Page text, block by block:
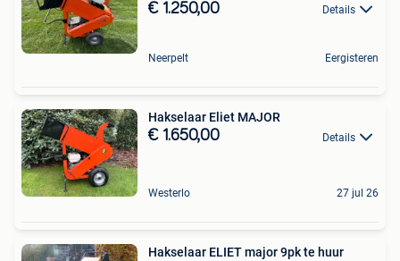
€ 1.250,00 Details
Neerpelt Eergisteren
Hakselaar Eliet MAJOR
€ 1.650,00 Details
Westerlo 27 jul 26
Hakselaar ELIET major 9pk te huur